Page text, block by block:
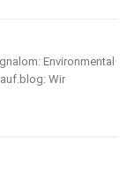
Environmental
Wir